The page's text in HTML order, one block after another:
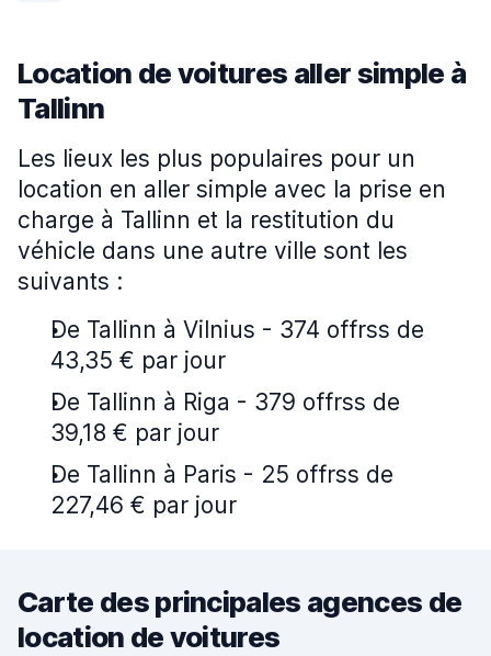
Location de voitures aller simple à
Tallinn
Les lieux les plus populaires pour un
location en aller simple avec la prise en
charge à Tallinn et la restitution du
véhicle dans une autre ville sont les
suivants :
De Tallinn à Vilnius - 374 offrss de
43,35 € par jour
De Tallinn à Riga - 379 offrss de
39,18 € par jour
De Tallinn à Paris - 25 offrss de
227,46 € par jour
Carte des principales agences de
location de voitures